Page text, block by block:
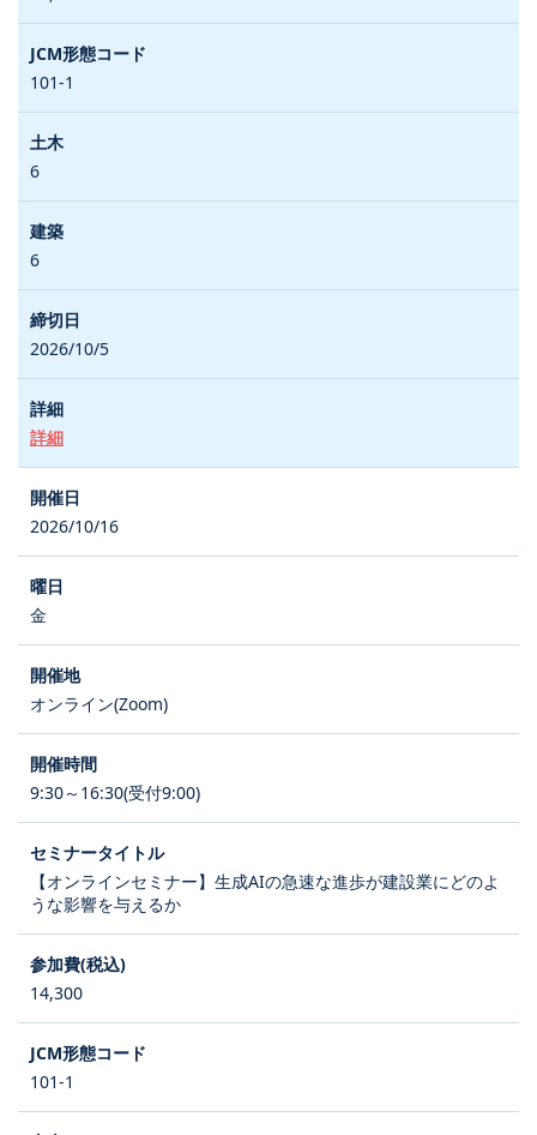
101-1
6
6
2026/10/5
詳細
2026/10/16
金
オンライン(Zoom)
9:30～16:30(受付9:00)
【オンラインセミナー】生成AIの急速な進歩が建設業にどのよ
うな影響を与えるか
14,300
101-1